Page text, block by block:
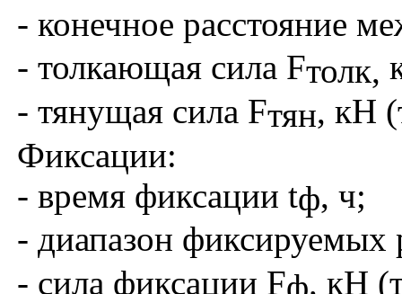
- конечное расстояние
- толкающая сила Fтолк,
- тянущая сила Fтян, кН
Фиксации:
- время фиксации tф, ч;
- диапазон фиксируемых
- сила фиксации Fф, кН